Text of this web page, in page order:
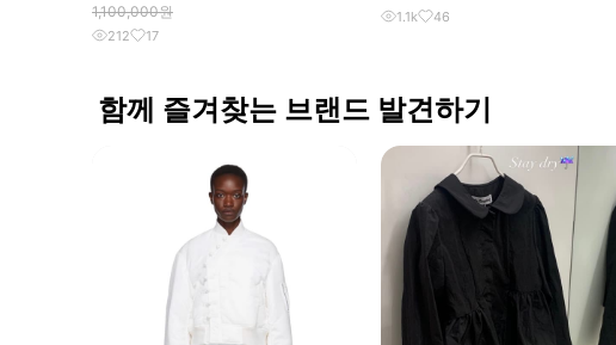
1,100,000원
212 17
1.1k 46
함께 즐겨찾는 브랜드 발견하기